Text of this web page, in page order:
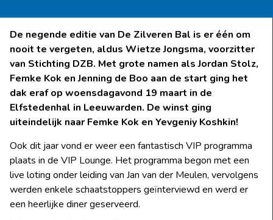
De negende editie van De Zilveren Bal is er één om
nooit te vergeten, aldus Wietze Jongsma, voorzitter
van Stichting DZB. Met grote namen als Jordan Stolz,
Femke Kok en Jenning de Boo aan de start ging het
dak eraf op woensdagavond 19 maart in de
Elfstedenhal in Leeuwarden. De winst ging
uiteindelijk naar Femke Kok en Yevgeniy Koshkin!
Ook dit jaar vond er weer een fantastisch VIP programma
plaats in de VIP Lounge. Het programma begon met een
live loting onder leiding van Jan van der Meulen, vervolgens
werden enkele schaatstoppers geïnterviewd en werd er
een heerlijke diner geserveerd.